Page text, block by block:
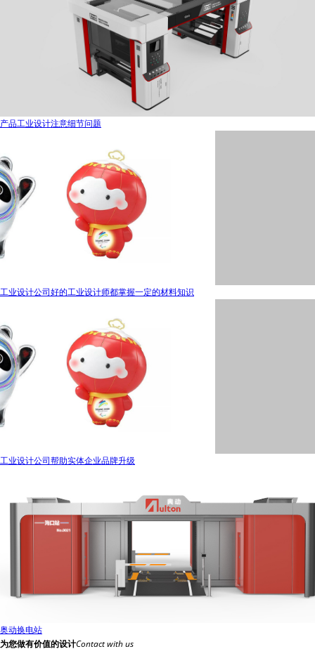
产品工业设计注意细节问题
工业设计公司好的工业设计师都掌握一定的材料知识
工业设计公司帮助实体企业品牌升级
奥动换电站
为您做有价值的设计Contact with us